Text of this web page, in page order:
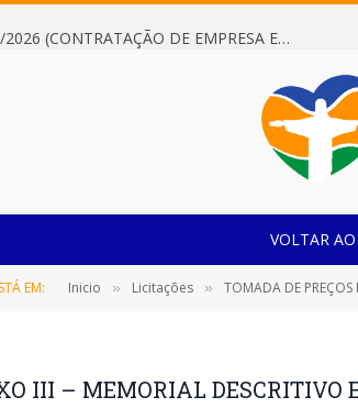
Dispensa de Licitação 085/2026 (CONTRATAÇÃO DE EMPRESA ESPECIALIZADA NA FABRICAÇÃO DE MÓVEIS SOB MEDIDA COM ESTRUTURA METÁLICA EM METALON PARA ATENDIMENTO DAS NECESSIDADES DA SALA SIMOV DA EMEF MADRE MARIA VIGANÓ)
VOLTAR
EM: Inicio » Licitações » TOMADA DE PREÇOS
III – MEMORIAL DESCRITIVO